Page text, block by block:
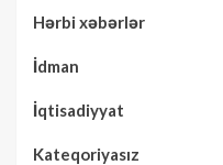
Hərbi xəbərlər
İdman
İqtisadiyyat
Kateqoriyasız